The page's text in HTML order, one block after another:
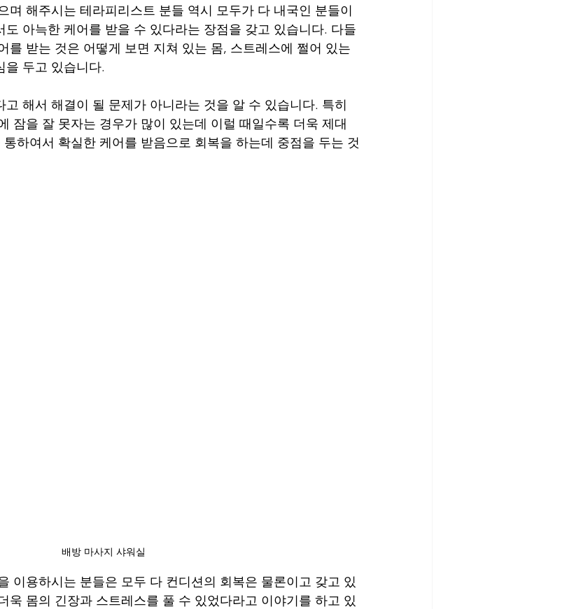
며 해주시는 테라피리스트 분들 역시 모두가 다 내국인 분들이
아늑한 케어를 받을 수 있다라는 장점을 갖고 있습니다. 다들
를 받는 것은 어떻게 보면 지쳐 있는 몸, 스트레스에 쩔어 있는
을 두고 있습니다.
해서 해결이 될 문제가 아니라는 것을 알 수 있습니다. 특히
잠을 잘 못자는 경우가 많이 있는데 이럴 때일수록 더욱 제대
하여서 확실한 케어를 받음으로 회복을 하는데 중점을 두는 것
배방 마사지 샤워실
이용하시는 분들은 모두 다 컨디션의 회복은 물론이고 갖고 있
욱 몸의 긴장과 스트레스를 풀 수 있었다라고 이야기를 하고 있